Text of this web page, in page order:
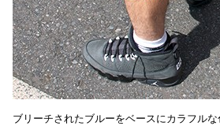
ブリーチされたブルーをベースにカラフル